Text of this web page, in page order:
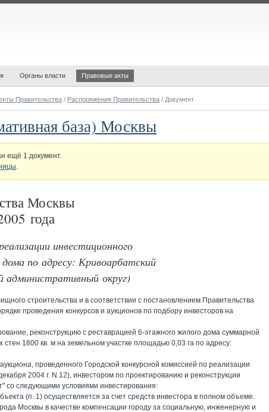
Органы власти Правовые акты
Правительства / Распоряжения Правительства / Документ
база) Москвы
ещё 1 документ.
.
Москвы
года
инвестиционного
по адресу: Кривоарбатский
округ)
строительства и в соответствии с постановлением Правительства
проведения конкурсов и аукционов по подбору инвесторов на
реконструкцию с реставрацией 6-этажного жилого дома суммарной
1800 кв. м на земельном участке площадью 0,03 га по адресу:
проведенного Городской конкурсной комиссией по реализации
2004 г. N 12), инвестором по проектированию и реконструкции
со следующими условиями инвестирования:
(п. 1) осуществляется за счет средств инвестора в полном объеме.
Москвы в качестве компенсации городу за социальную, инженерную и